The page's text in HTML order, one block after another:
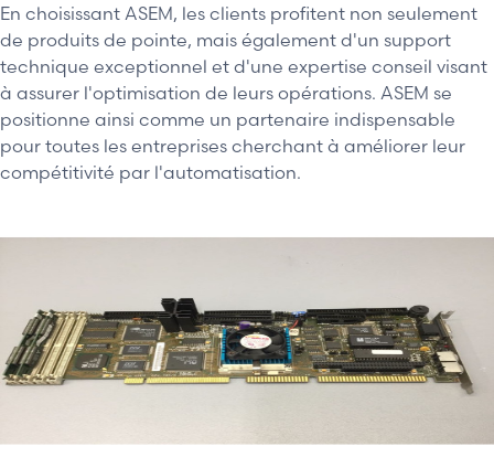
En choisissant ASEM, les clients profitent non seulement
de produits de pointe, mais également d'un support
technique exceptionnel et d'une expertise conseil visant
à assurer l'optimisation de leurs opérations. ASEM se
positionne ainsi comme un partenaire indispensable
pour toutes les entreprises cherchant à améliorer leur
compétitivité par l'automatisation.